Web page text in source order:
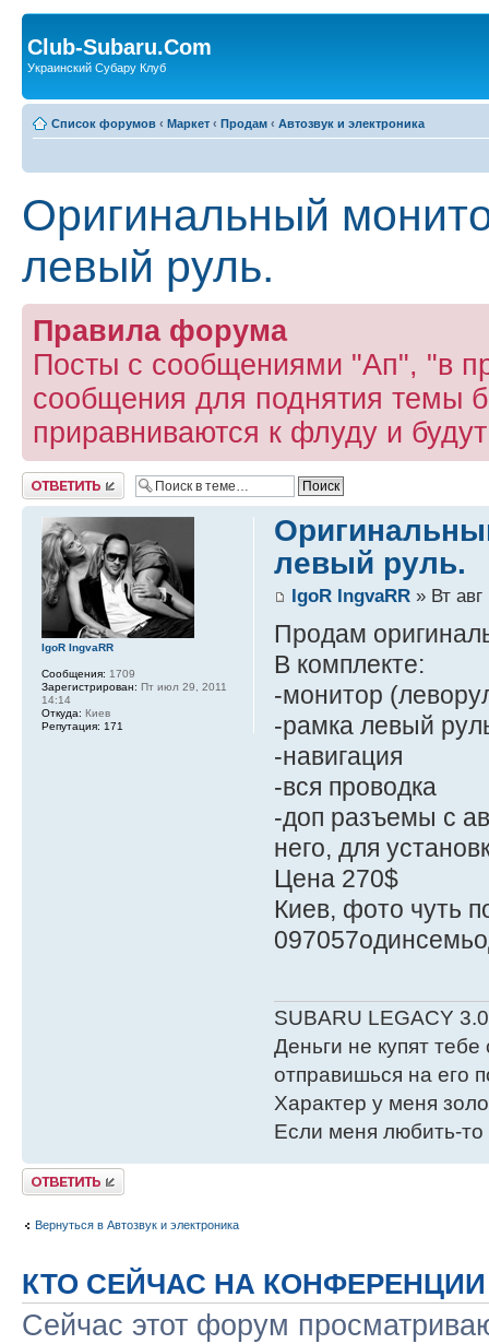
Club-Subaru.Com
Украинский Субару Клуб
Список форумов ‹ Маркет ‹ Продам ‹ Автозвук и электроника
Оригинальный
левый руль.
Правила форума
Посты с сообщениями "Ап", "в
сообщения для поднятия темы
приравниваются к флуду и
Ответить
левый руль.
IgoR IngvaRR» Вт авг
Продам
В комплекте:
-монитор
-рамка левый
-навигация
-вся проводка
-доп разъемы с
него, для
Цена 270$
Киев, фото чуть
SUBARU LEGACY
Деньги не купят тебе
отправишься на его
Характер у меня
Если меня любить-
IgoR IngvaRR
Сообщения: 1709
Зарегистрирован: Пт июл 29, 2011
14:14
Откуда: Киев
Репутация: 171
Ответить
Вернуться в Автозвук и электроника
КТО СЕЙЧАС НА КОНФЕРЕНЦИИ
Сейчас этот форум